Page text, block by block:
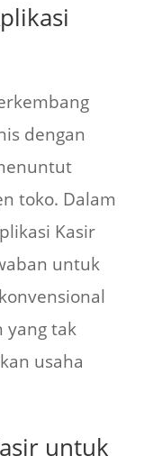
dengan
toko. Dalam
Kasir
untuk
yang tak
usaha
untuk